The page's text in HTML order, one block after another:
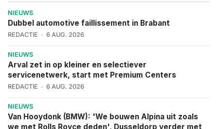
NIEUWS
Dubbel automotive faillissement in Brabant
REDACTIE 6 AUG. 2026
NIEUWS
Arval zet in op kleiner en selectiever
servicenetwerk, start met Premium Centers
REDACTIE 6 AUG. 2026
NIEUWS
Van Hooydonk (BMW): 'We bouwen Alpina uit zoals
we met Rolls Royce deden', Dusseldorp verder met